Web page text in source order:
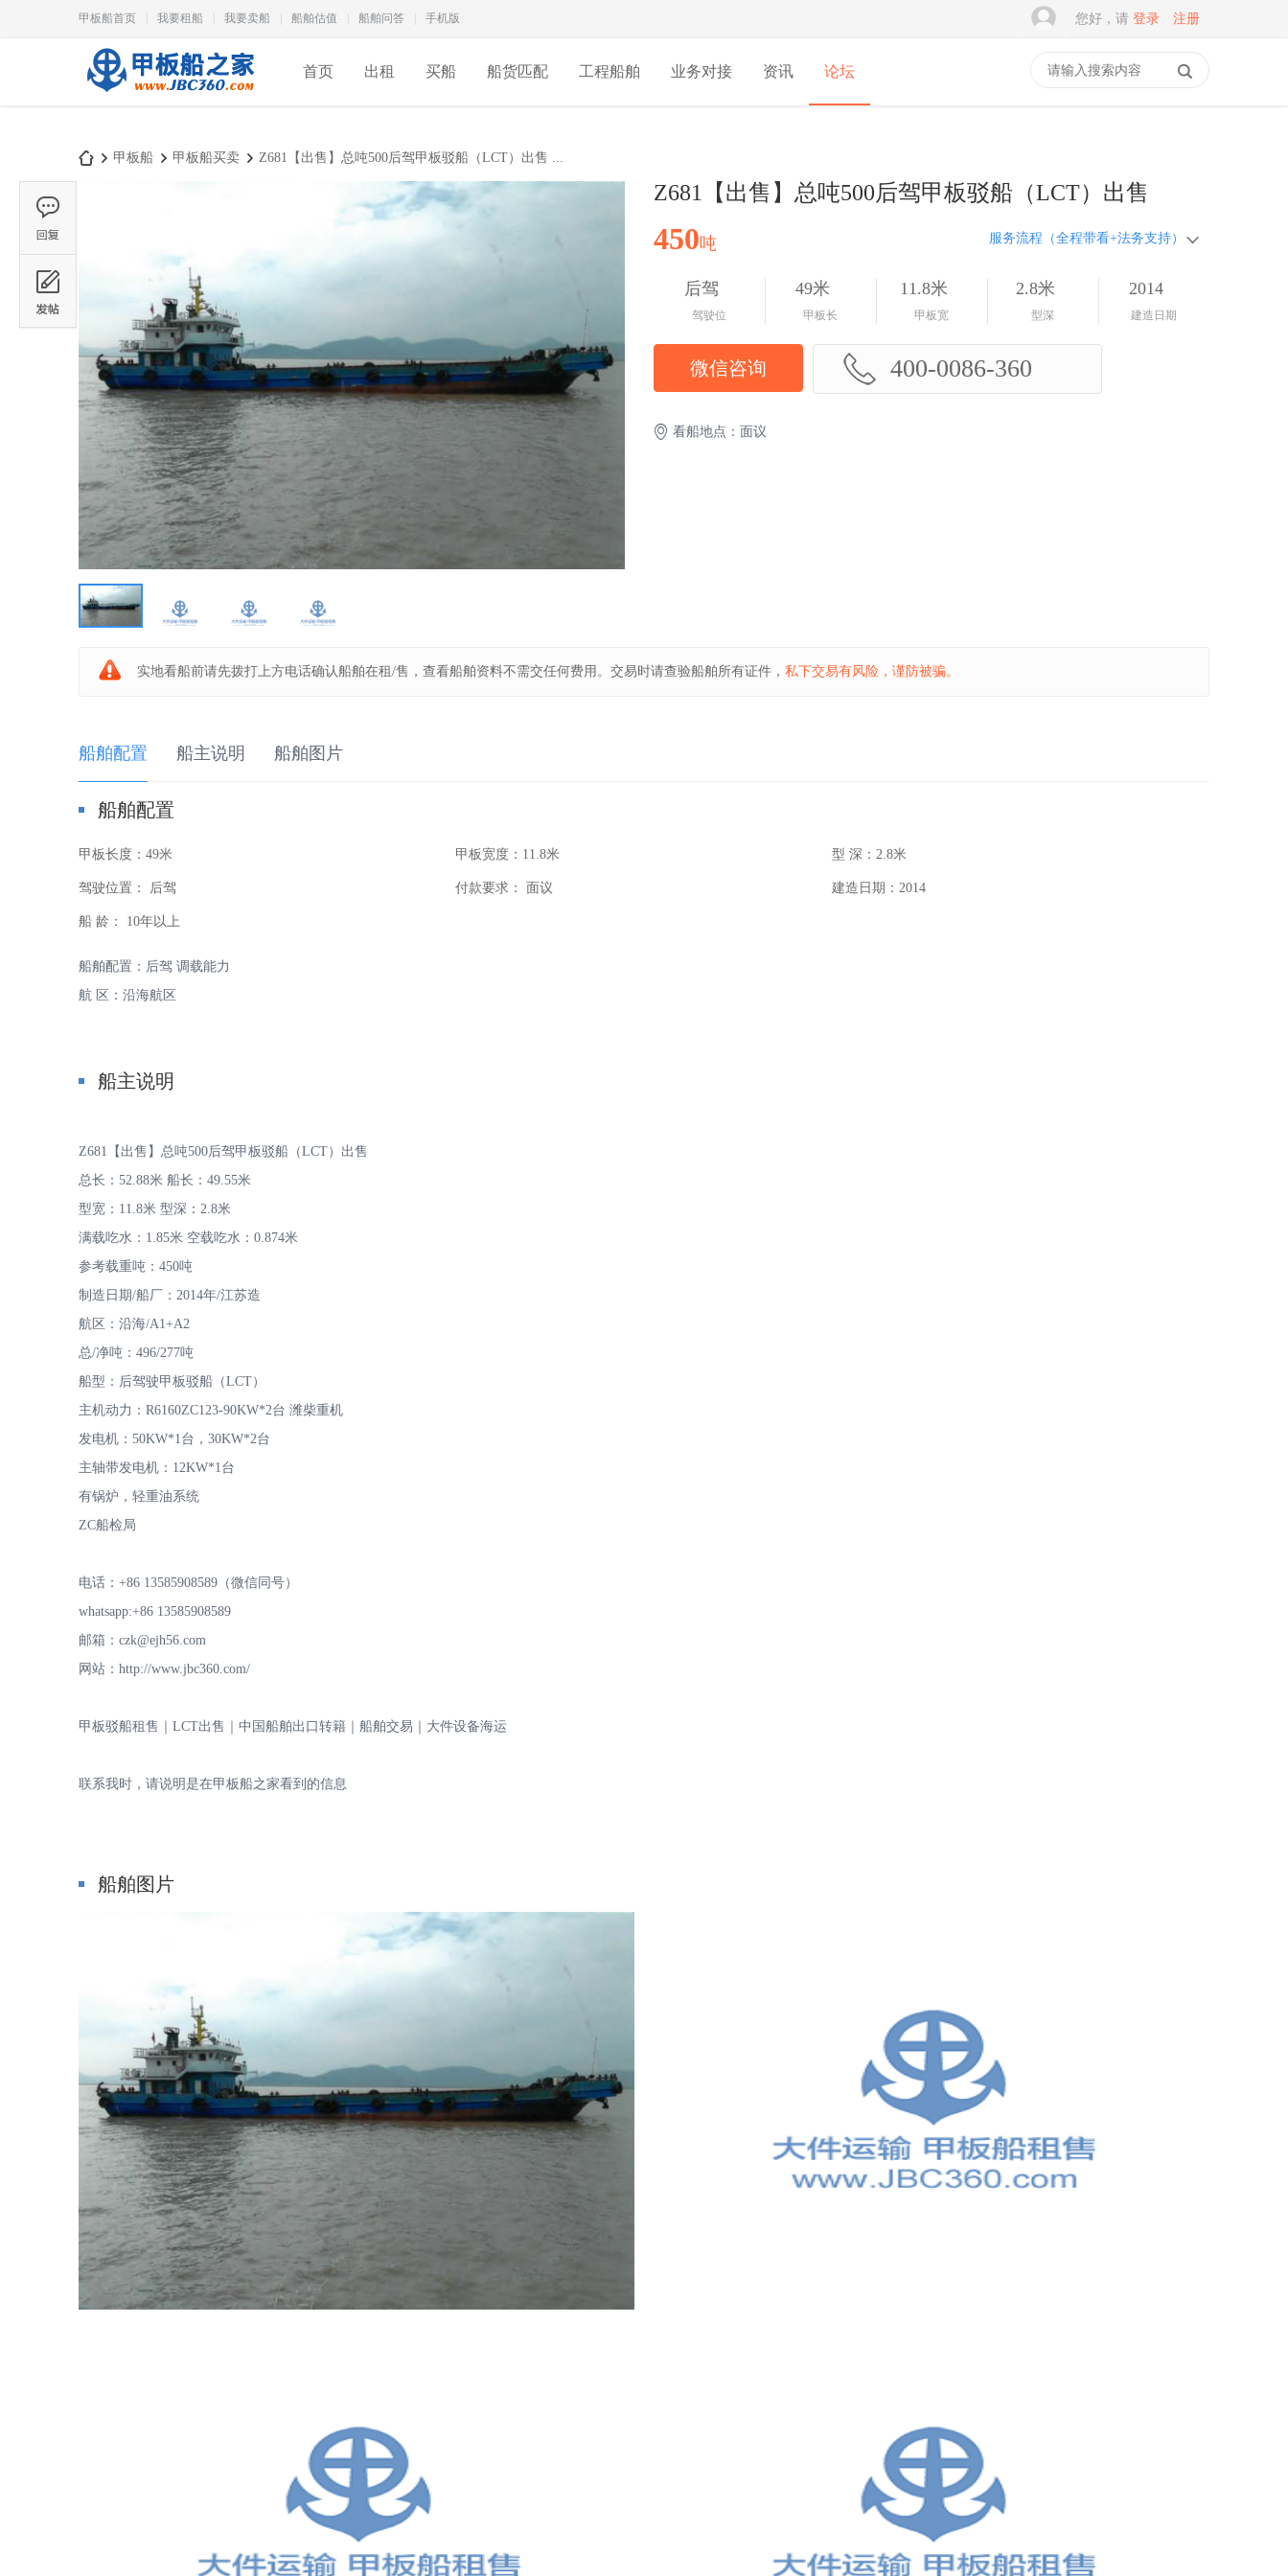
甲板船首页 我要租船 我要卖船 船舶估值 船舶问答 手机版 您好，请 登录 注册
首页 出租 买船 船货匹配 工程船舶 业务对接 资讯 论坛
船
之
家
专
注
甲板船 甲板船买卖 Z681【出售】总吨500后驾甲板驳船（LCT）出售 ...
Z681【出售】总吨500后驾甲板驳船（LCT）出售
450吨 服务流程（全程带看+法务支持）
后驾
驾驶位
49米
甲板长
11.8米
甲板宽
2.8米
型深
2014
建造日期
微信咨询 400-0086-360
看船地点：面议
实地看船前请先拨打上方电话确认船舶在租/售，查看船舶资料不需交任何费用。交易时请查验船舶所有证件， 私下交易有风险，谨防被骗。
船舶配置 船主说明 船舶图片
船舶配置
甲板长度： 49米 甲板宽度： 11.8米 型 深： 2.8米
驾驶位置： 后驾 付款要求： 面议 建造日期： 2014
船 龄： 10年以上
船舶配置：后驾 调载能力
航 区：沿海航区
船主说明
Z681【出售】总吨500后驾甲板驳船（LCT）出售
总长：52.88米 船长：49.55米
型宽：11.8米 型深：2.8米
满载吃水：1.85米 空载吃水：0.874米
参考载重吨：450吨
制造日期/船厂：2014年/江苏造
航区：沿海/A1+A2
总/净吨：496/277吨
船型：后驾驶甲板驳船（LCT）
主机动力：R6160ZC123-90KW*2台 潍柴重机
发电机：50KW*1台，30KW*2台
主轴带发电机：12KW*1台
有锅炉，轻重油系统
ZC船检局
电话：+86 13585908589（微信同号）
whatsapp:+86 13585908589
邮箱：czk@ejh56.com
网站：http://www.jbc360.com/
甲板驳船租售｜LCT出售｜中国船舶出口转籍｜船舶交易｜大件设备海运
联系我时，请说明是在甲板船之家看到的信息
船舶图片